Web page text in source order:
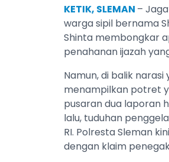
KETIK, SLEMAN –
warga sipil bernama
Shinta membongkar
penahanan ijazah
Namun, di balik
menampilkan potret
pusaran dua laporan
lalu, tuduhan
RI. Polresta Sleman
dengan klaim